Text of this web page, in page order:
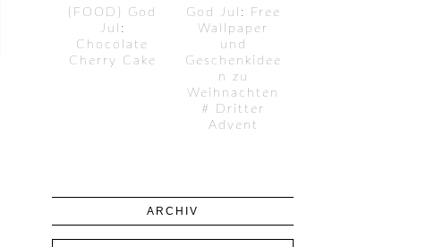
{FOOD} God
Jul:
Chocolate
Cherry Cake
God Jul: Free
Wallpaper
und
Geschenkidee
n zu
Weihnachten
# Dritter
Advent
ARCHIV